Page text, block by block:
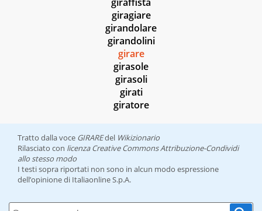
giragiare
girandolare
girandolini
girare
girasole
girasoli
girati
giratore
Tratto dalla voce GIRAREdel Wikizionario
Rilasciato con licenza Creative Commons Attribuzione-Condividi
allo stesso modo
I testi sopra riportati non sono in alcun modo espressione
dell’opinione di Italiaonline S.p.A.